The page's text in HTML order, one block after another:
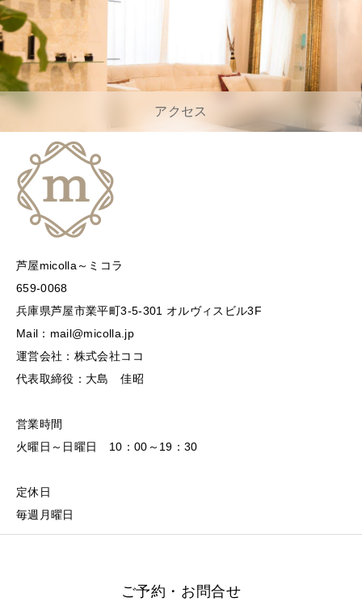
アクセス
芦屋micolla～ミコラ
659-0068
兵庫県芦屋市業平町3-5-301 オルヴィスビル3F
Mail：mail@micolla.jp
運営会社：株式会社ココ
代表取締役：大島 佳昭
営業時間
火曜日～日曜日 10：00～19：30
定休日
毎週月曜日
ご予約・お問合せ